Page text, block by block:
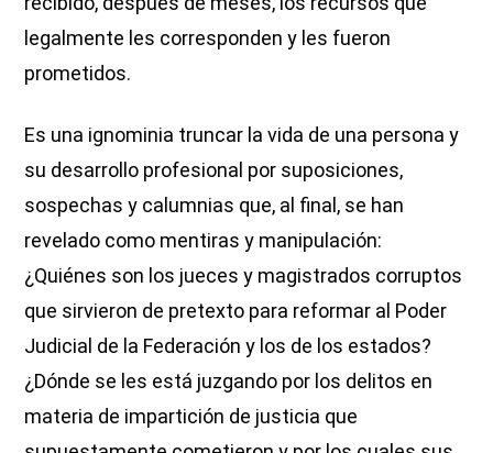
legalmente les corresponden y les fueron
prometidos.
Es una ignominia truncar la vida de una persona y
su desarrollo profesional por suposiciones,
sospechas y calumnias que, al final, se han
revelado como mentiras y manipulación:
¿Quiénes son los jueces y magistrados corruptos
que sirvieron de pretexto para reformar al Poder
Judicial de la Federación y los de los estados?
¿Dónde se les está juzgando por los delitos en
materia de impartición de justicia que